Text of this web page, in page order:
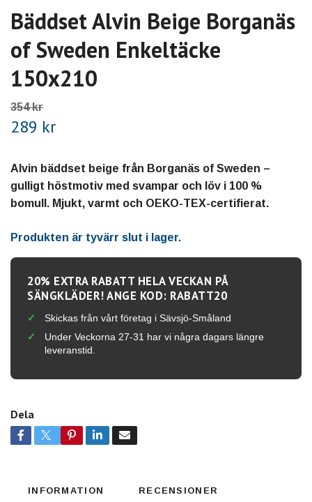
Bäddset Alvin Beige Borganäs
of Sweden Enkeltäcke
150x210
354 kr
289 kr
Alvin bäddset beige från Borganäs of Sweden –
gulligt höstmotiv med svampar och löv i 100 %
bomull. Mjukt, varmt och OEKO-TEX-certifierat.
Produkten är tyvärr slut i lager.
20% EXTRA RABATT HELA VECKAN PÅ
SÄNGKLÄDER! ANGE KOD: RABATT20
Skickas från vårt företag i Sävsjö-Småland
Under Veckorna 27-31 har vi några dagars längre
leveranstid.
Dela
INFORMATION RECENSIONER